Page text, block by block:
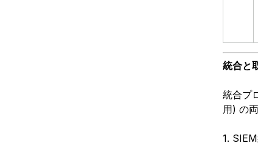
統合と
統合プ
用) の
1.